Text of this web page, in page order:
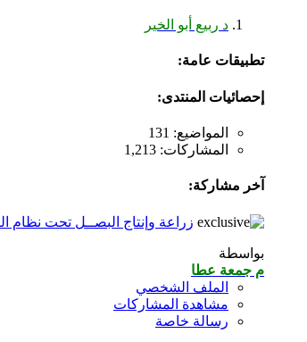
د ربيع أبو الخير
تطبيقات عامة:
إحصائيات المنتدى:
المواضيع: 131
المشاركات: 1,213
آخر مشاركة:
زراعة وإنتاج البصــل تحت نظام
بواسطة
م جمعة عطا
الملف الشخصي
مشاهدة المشاركات
رسالة خاصة